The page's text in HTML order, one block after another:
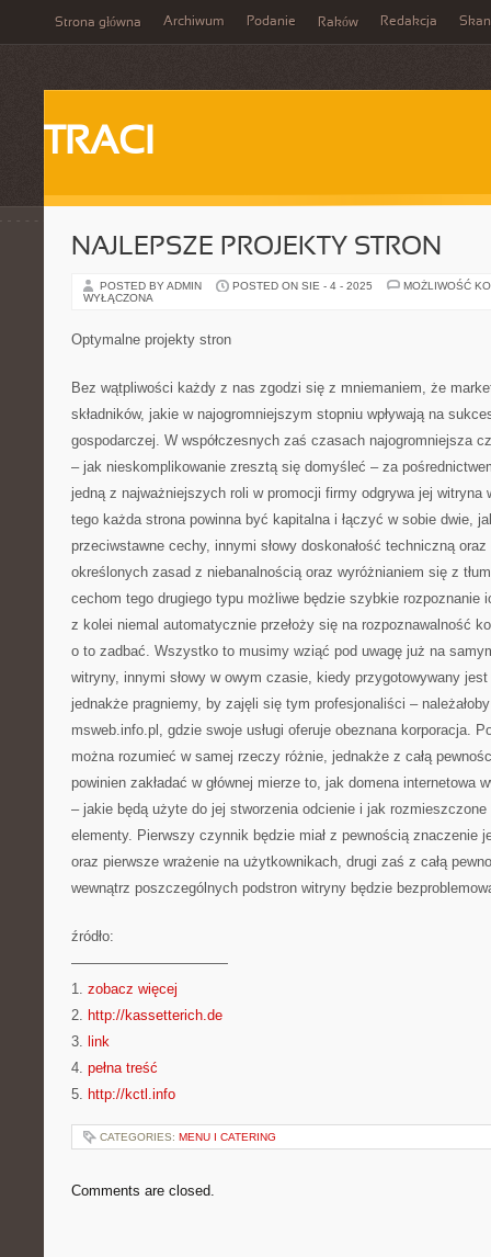
Strona główna Archiwum Podanie Raków Redakcja
TRACI
NAJLEPSZE PROJEKTY STRON
POSTED BY ADMIN POSTED ON SIE - 4 - 2025
MOŻLIWOŚĆ
WYŁĄCZONA
Optymalne projekty stron
Bez wątpliwości każdy z nas zgodzi się z mniemaniem, że
składników, jakie w najogromniejszym stopniu wpływają na
gospodarczej. W współczesnych zaś czasach najogromniejsza
– jak nieskomplikowanie zresztą się domyśleć – za
jedną z najważniejszych roli w promocji firmy odgrywa jej witryna
tego każda strona powinna być kapitalna i łączyć w sobie dwie,
przeciwstawne cechy, innymi słowy doskonałość techniczną
określonych zasad z niebanalnością oraz wyróżnianiem się z
cechom tego drugiego typu możliwe będzie szybkie rozpoznanie
z kolei niemal automatycznie przełoży się na rozpoznawalność
o to zadbać. Wszystko to musimy wziąć pod uwagę już na
witryny, innymi słowy w owym czasie, kiedy przygotowywany
jednakże pragniemy, by zajęli się tym profesjonaliści –
msweb.info.pl, gdzie swoje usługi oferuje obeznana korporacja.
można rozumieć w samej rzeczy różnie, jednakże z całą
powinien zakładać w głównej mierze to, jak domena internetowa
– jakie będą użyte do jej stworzenia odcienie i jak
elementy. Pierwszy czynnik będzie miał z pewnością znaczenie
oraz pierwsze wrażenie na użytkownikach, drugi zaś z całą
wewnątrz poszczególnych podstron witryny będzie
źródło:
———————————
1. zobacz więcej
2. http://kassetterich.de
3. link
4. pełna treść
5. http://kctl.info
CATEGORIES: MENU I CATERING
Comments are closed.